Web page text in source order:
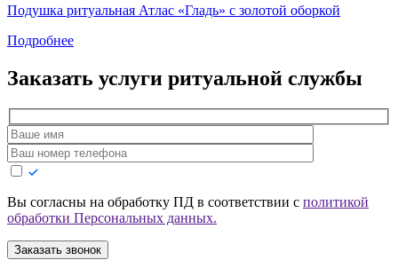
Подушка ритуальная Атлас «Гладь» с золотой оборкой
Подробнее
Заказать услуги ритуальной службы
Вы согласны на обработку ПД в соответствии с политикой
обработки Персональных данных.
Заказать звонок